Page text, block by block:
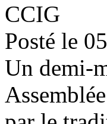
CCIG
Posté le
Un demi-